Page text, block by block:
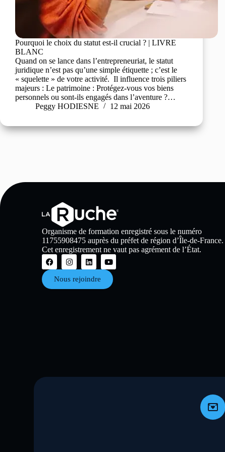
Pourquoi le choix du statut est-il crucial ? | LIVRE
BLANC
Quand on se lance dans l’entrepreneuriat, le statut
juridique n’est pas qu’une simple étiquette ; c’est le
« squelette » de votre activité. Il influence trois piliers
majeurs : Le patrimoine : Protégez-vous vos biens
personnels ou sont-ils engagés dans l’aventure ?…
Peggy HODIESNE
12 mai 2026
Organisme de formation enregistré sous le numéro
11755908475 auprès du préfet de région d’Île-de-France.
Cet enregistrement ne vaut pas agrément de l’État.
Nous rejoindre